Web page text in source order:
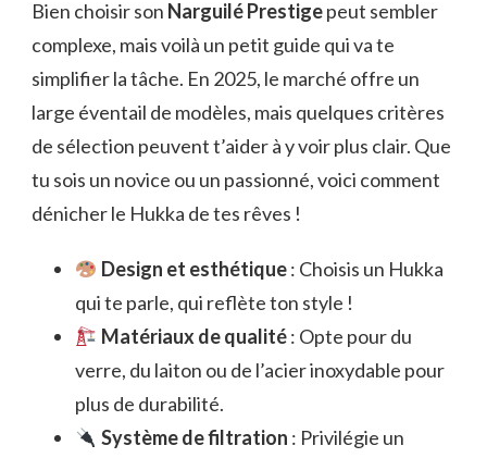
Bien choisir son Narguilé Prestigepeut sembler
complexe, mais voilà un petit guide qui va te
simplifier la tâche. En 2025, le marché offre un
large éventail de modèles, mais quelques critères
de sélection peuvent t’aider à y voir plus clair. Que
tu sois un novice ou un passionné, voici comment
dénicher le Hukka de tes rêves !
Design et esthétique: Choisis un Hukka
qui te parle, qui reflète ton style !
Matériaux de qualité: Opte pour du
verre, du laiton ou de l’acier inoxydable pour
plus de durabilité.
Système de filtration : Privilégie un